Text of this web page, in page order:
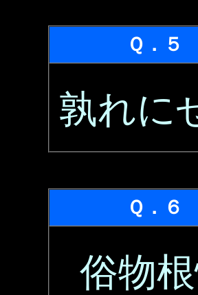
Ｑ．５
孰れに
Ｑ．６
俗物